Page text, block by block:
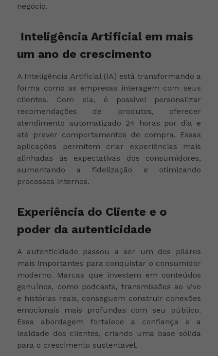
negócio.
Inteligência Artificial em mais
um ano de crescimento
A Inteligência Artificial (IA) está transformando a
forma como as empresas interagem com seus
clientes. Com ela, é possível personalizar
recomendações de produtos, oferecer
atendimento automatizado 24 horas por dia e
até prever comportamentos de compra. Essas
aplicações permitem criar experiências mais
alinhadas às expectativas dos consumidores,
aumentando a fidelização e otimizando
processos internos.
Experiência do Cliente e o
poder da autenticidade
A autenticidade passou a ser um dos pilares
mais importantes para conquistar o consumidor
moderno. Marcas que investem em conteúdos
genuínos, como podcasts, transmissões ao vivo
e histórias reais, conseguem construir conexões
emocionais mais profundas com seu público.
Essa abordagem fortalece a confiança e a
lealdade dos clientes, criando uma base sólida
para o crescimento sustentável.